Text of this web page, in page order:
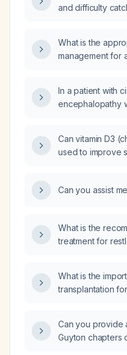
and difficulty
What is the
management for
In a patient with
encephalopathy
international
hematology be
Can vitamin D3
used to improve
Can you assist
What is the
treatment for
What is the
transplantation
Can you provide
Guyton chapters